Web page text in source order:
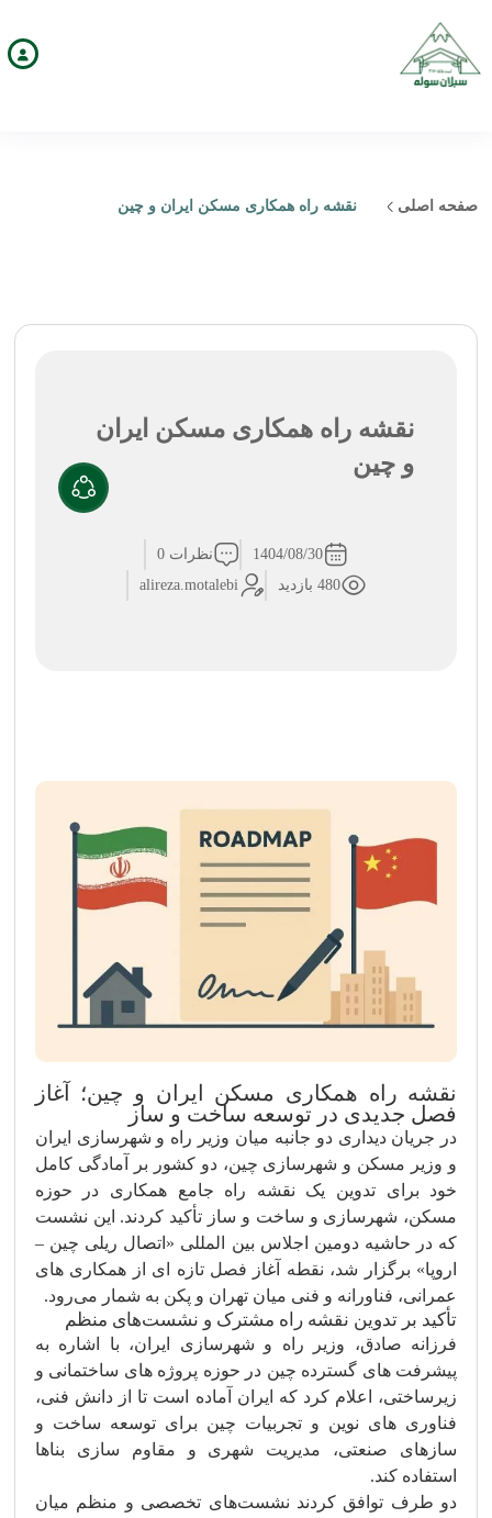
صفحه اصلی نقشه راه همکاری مسکن ایران و چین
نقشه راه همکاری مسکن ایران
و چین
1404/08/30
نظرات 0
480 بازدید
alireza.motalebi
نقشه راه همکاری مسکن ایران و چین؛ آغاز
فصل جدیدی در توسعه ساخت‌ و ساز
در جریان دیداری دو جانبه میان وزیر راه و شهرسازی ایران
و وزیر مسکن و شهرسازی چین، دو کشور بر آمادگی کامل
خود برای تدوین یک نقشه راه جامع همکاری در حوزه
مسکن، شهرسازی و ساخت‌ و ساز تأکید کردند. این نشست
که در حاشیه دومین اجلاس بین‌ المللی «اتصال ریلی چین –
اروپا» برگزار شد، نقطه آغاز فصل تازه‌ ای از همکاری‌ های
عمرانی، فناورانه و فنی میان تهران و پکن به شمار می‌رود.
تأکید بر تدوین نقشه راه مشترک و نشست‌های منظم
فرزانه صادق، وزیر راه و شهرسازی ایران، با اشاره به
پیشرفت‌ های گسترده چین در حوزه پروژه‌ های ساختمانی و
زیرساختی، اعلام کرد که ایران آماده است تا از دانش فنی،
فناوری‌ های نوین و تجربیات چین برای توسعه ساخت‌ و
سازهای صنعتی، مدیریت شهری و مقاوم‌ سازی بناها
استفاده کند.
دو طرف توافق کردند نشست‌های تخصصی و منظم میان